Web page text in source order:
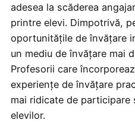
adesea la scăderea
printre elevi. Dimpotrivă,
oportunitățile de învățare
un mediu de învățare mai
Profesorii care
experiențe de învățare
mai ridicate de participare
elevilor.